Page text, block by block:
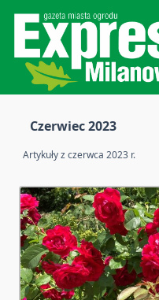
content
Czerwiec 2023
Artykuły z czerwca 2023 r.